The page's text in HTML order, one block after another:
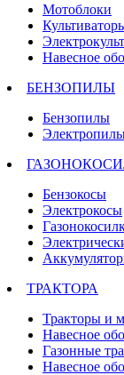
Мотоблоки
Навесное
БЕНЗОПИЛЫ
Бензопилы
Бензокосы
Электрокосы
ТРАКТОРА
Тракторы и
Навесное
Газонные
Навесное